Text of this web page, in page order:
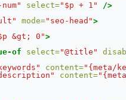
select="$p + 1"
/>
mode="seo-head">
&gt; 0">
of
select="@title"
content="{meta/
content=